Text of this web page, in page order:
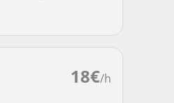
18€/h